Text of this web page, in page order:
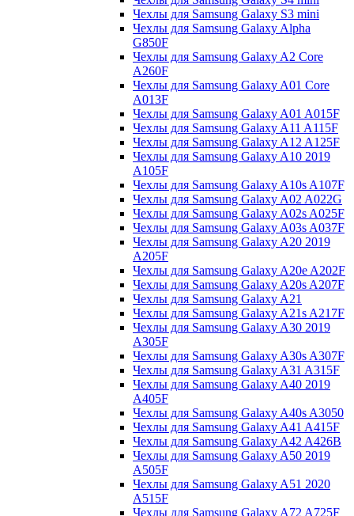
Чехлы для Samsung Galaxy S3 mini
Чехлы для Samsung Galaxy Alpha
G850F
Чехлы для Samsung Galaxy A2 Core
A260F
Чехлы для Samsung Galaxy A01 Core
A013F
Чехлы для Samsung Galaxy A01 A015F
Чехлы для Samsung Galaxy A11 A115F
Чехлы для Samsung Galaxy A12 A125F
Чехлы для Samsung Galaxy A10 2019
A105F
Чехлы для Samsung Galaxy A10s A107F
Чехлы для Samsung Galaxy A02 A022G
Чехлы для Samsung Galaxy A02s A025F
Чехлы для Samsung Galaxy A03s A037F
Чехлы для Samsung Galaxy A20 2019
A205F
Чехлы для Samsung Galaxy A20e A202F
Чехлы для Samsung Galaxy A20s A207F
Чехлы для Samsung Galaxy A21
Чехлы для Samsung Galaxy A21s A217F
Чехлы для Samsung Galaxy A30 2019
A305F
Чехлы для Samsung Galaxy A30s A307F
Чехлы для Samsung Galaxy A31 A315F
Чехлы для Samsung Galaxy A40 2019
A405F
Чехлы для Samsung Galaxy A40s A3050
Чехлы для Samsung Galaxy A41 A415F
Чехлы для Samsung Galaxy A42 A426B
Чехлы для Samsung Galaxy A50 2019
A505F
Чехлы для Samsung Galaxy A51 2020
A515F
Чехлы для Samsung Galaxy A72 A725F